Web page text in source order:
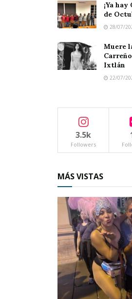
accidente motociclista
¡Ya
de
28/07/
Muere
Ixtlán
22/07/
3.5k
Followers
MÁS VISTAS